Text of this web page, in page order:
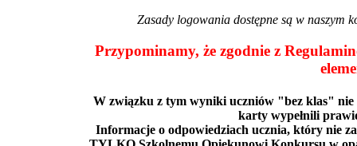
Zasady logowania dostępne są w naszym
Przypominamy, że zgodnie z
W związku z tym wyniki uczniów "bez klas"
karty wypełnili
Informacje o odpowiedziach ucznia, który nie